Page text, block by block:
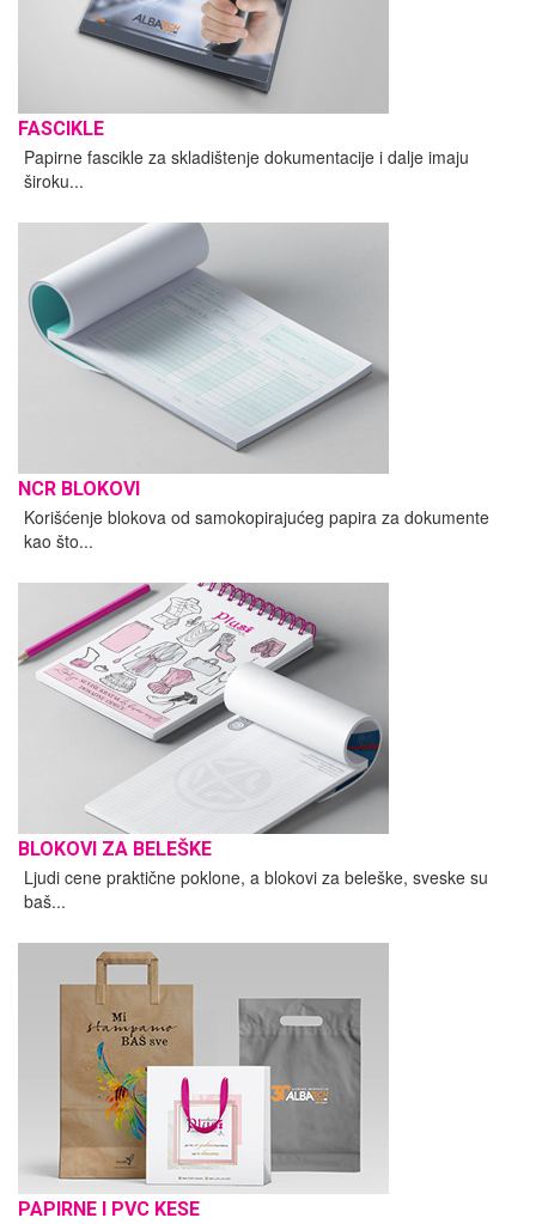
FASCIKLE
Papirne fascikle za skladištenje dokumentacije i dalje imaju
široku...
NCR BLOKOVI
Korišćenje blokova od samokopirajućeg papira za dokumente
kao što...
BLOKOVI ZA BELEŠKE
Ljudi cene praktične poklone, a blokovi za beleške, sveske su
baš...
PAPIRNE I PVC KESE